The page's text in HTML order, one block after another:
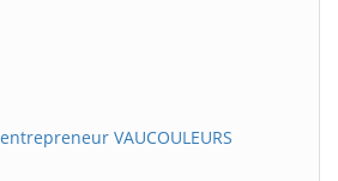
VAUCOULEURS